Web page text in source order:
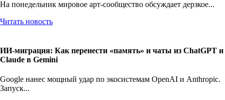
На понедельник мировое арт-сообщество обсуждает дерзкое...
Читать новость
ИИ-миграция: Как перенести «память» и чаты из ChatGPT и
Claude в Gemini
Google нанес мощный удар по экосистемам OpenAI и Anthropic.
Запуск...